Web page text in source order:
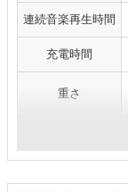
連続音楽再生時間
充電時間
重さ